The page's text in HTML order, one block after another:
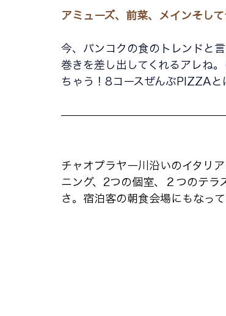
アミューズ、前菜、メインそし
今、バンコクの食のトレンドと言
巻きを差し出してくれるアレね
ちゃう！8コースぜんぶPIZZAと
チャオプラヤー川沿いのイタリ
ニング、2つの個室、２つのテラ
さ。宿泊客の朝食会場にもなって